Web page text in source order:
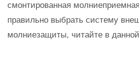
смонтированная
правильно выбрать систему
молниезащиты, читайте в данной